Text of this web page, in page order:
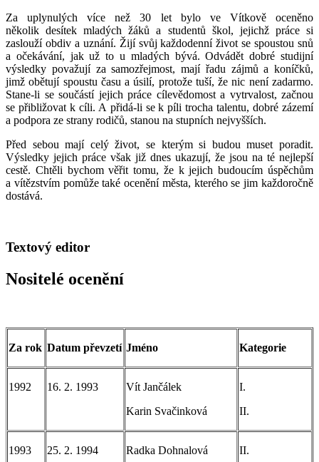
Za uplynulých více než 30 let bylo ve Vítkově oceněno
několik desítek mladých žáků a studentů škol, jejichž práce si
zaslouží obdiv a uznání. Žijí svůj každodenní život se spoustou snů
a očekávání, jak už to u mladých bývá. Odvádět dobré studijní
výsledky považují za samozřejmost, mají řadu zájmů a koníčků,
jimž obětují spoustu času a úsilí, protože tuší, že nic není zadarmo.
Stane-li se součástí jejich práce cílevědomost a vytrvalost, začnou
se přibližovat k cíli. A přidá-li se k píli trocha talentu, dobré zázemí
a podpora ze strany rodičů, stanou na stupních nejvyšších.
Před sebou mají celý život, se kterým si budou muset poradit.
Výsledky jejich práce však již dnes ukazují, že jsou na té nejlepší
cestě. Chtěli bychom věřit tomu, že k jejich budoucím úspěchům
a vítězstvím pomůže také ocenění města, kterého se jim každoročně
dostává.
Textový editor
Nositelé ocenění
Za rok Datum převzetí Jméno Kategorie
1992 16. 2. 1993
Vít Jančálek
Karin Svačinková
I.
II.
1993 25. 2. 1994
Radka Dohnalová
II.